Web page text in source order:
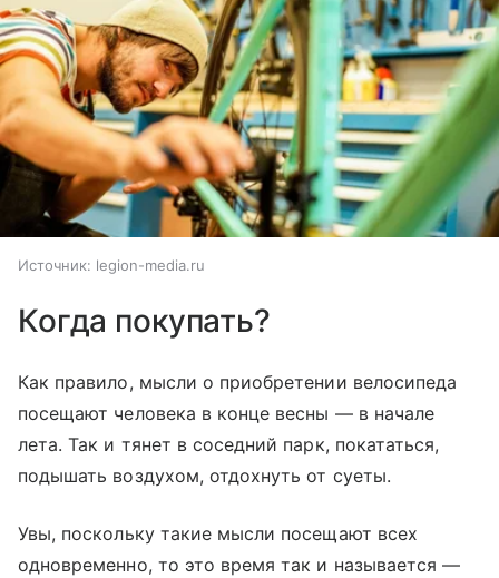
Источник: legion-media.ru
Когда покупать?
Как правило, мысли о приобретении велосипеда
посещают человека в конце весны — в начале
лета. Так и тянет в соседний парк, покататься,
подышать воздухом, отдохнуть от суеты.
Увы, поскольку такие мысли посещают всех
одновременно, то это время так и называется —